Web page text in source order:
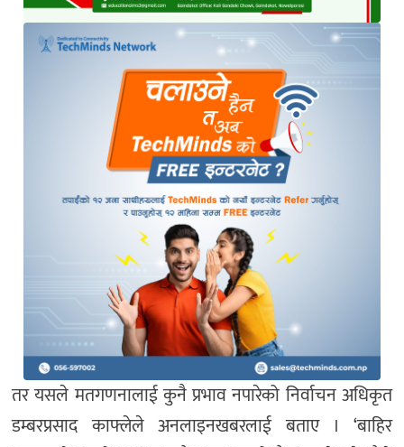
तर यसले मतगणनालाई कुनै प्रभाव नपारेको निर्वाचन अधिकृत
डम्बरप्रसाद काफ्लेले अनलाइनखबरलाई बताए । ‘बाहिर